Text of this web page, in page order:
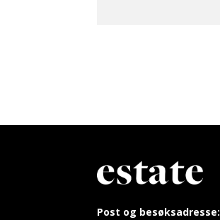
Post og besøksadresse: